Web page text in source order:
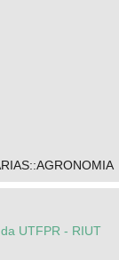
UTFPR - RIUT